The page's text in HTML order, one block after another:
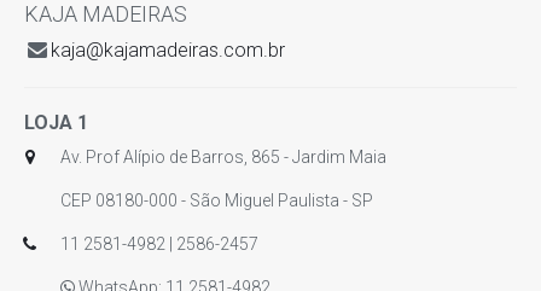
KAJA MADEIRAS
kaja@kajamadeiras.com.br
LOJA 1
Av. Prof Alípio de Barros, 865 - Jardim Maia
CEP 08180-000 - São Miguel Paulista - SP
11 2581-4982 | 2586-2457